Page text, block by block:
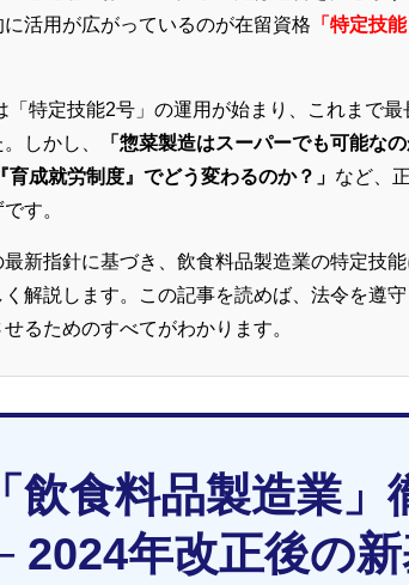
活用が広がっているのが在留資格 「特定技
「特定技能2号」の運用が始まり、これまで最
しかし、
「惣菜製造はスーパーでも可能な
成就労制度』でどう変わるのか？」 など、
す。
新指針に基づき、飲食料品製造業の特定技
解説します。この記事を読めば、法令を遵
るためのすべてがわかります。
飲食料品製造業」
2024年改正後の新